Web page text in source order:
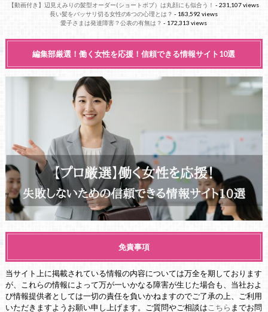
【動画付き】辺見えみりの髪型オーダー(ショートボブ）は丸顔にも似合う！ - 231,107 views
長い髪をバッサリ切る女性の8つの心理とは？ - 183,592 views
愛子さまは発達障害？公表の有無は？ - 172,313 views
編集部厳選！働く女性を応援！信頼できる情報サイト10選
免責事項
当サイト上に掲載されている情報の内容については万全を期しております
が、これらの情報によって万が一いかなる障害が生じた場合も、当社およ
び情報提供者としては一切の責任を負いかねますのでご了承の上、ご利用
いただきますようお願い申し上げます。ご質問やご相談は こちら までお問